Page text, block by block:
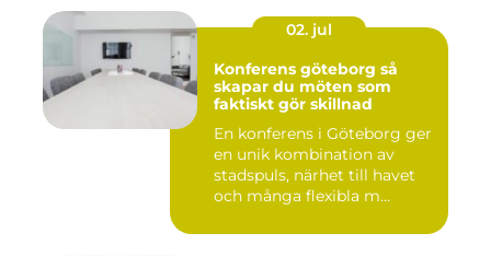
02. jul
Konferens göteborg så
skapar du möten som
faktiskt gör skillnad
En konferens i Göteborg ger
en unik kombination av
stadspuls, närhet till havet
och många flexibla m...